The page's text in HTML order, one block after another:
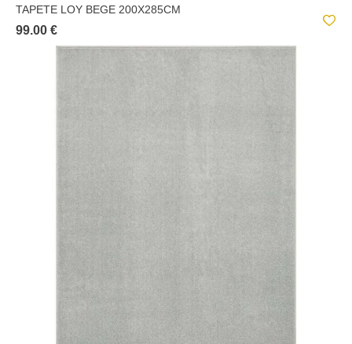
TAPETE LOY BEGE 200X285CM
99.00 €